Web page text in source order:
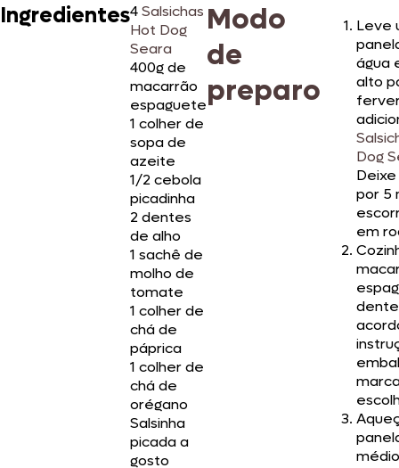
Ingredientes4Salsichas
Hot Dog
Seara
400g de
macarrão
espaguete
1 colher de
sopa de
azeite
1/2 cebola
picadinha
2 dentes
de alho
1 sachê de
molho de
tomate
1 colher de
chá de
páprica
1 colher de
chá de
orégano
Salsinha
picada a
gosto
Modo
de
preparo
Leve
água
alto
Dog
por 5
em